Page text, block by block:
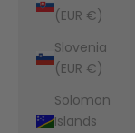
(EUR €)
Slovenia
(EUR €)
Solomon
Islands